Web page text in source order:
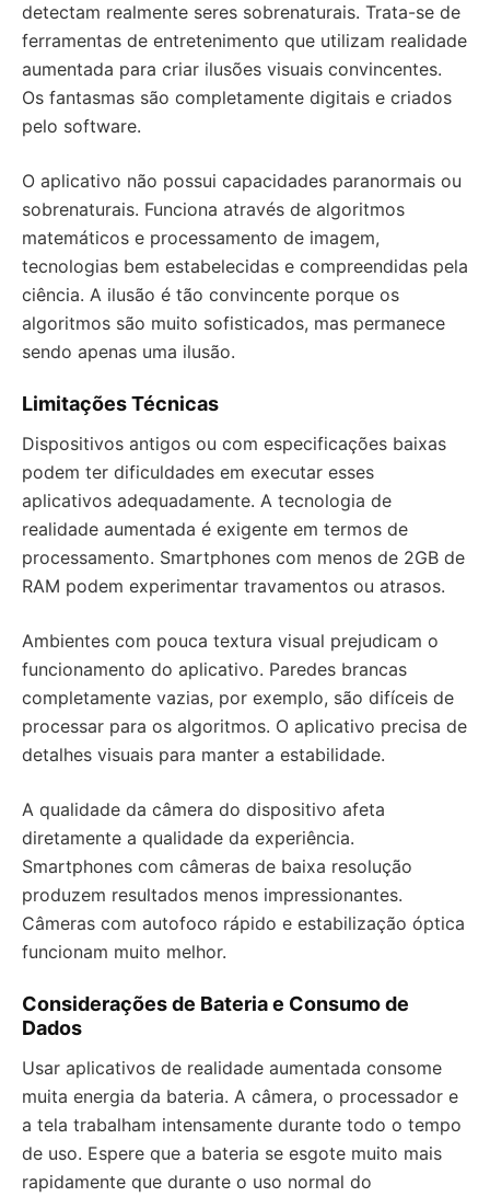
detectam realmente seres sobrenaturais. Trata-se de
ferramentas de entretenimento que utilizam realidade
aumentada para criar ilusões visuais convincentes.
Os fantasmas são completamente digitais e criados
pelo software.
O aplicativo não possui capacidades paranormais ou
sobrenaturais. Funciona através de algoritmos
matemáticos e processamento de imagem,
tecnologias bem estabelecidas e compreendidas pela
ciência. A ilusão é tão convincente porque os
algoritmos são muito sofisticados, mas permanece
sendo apenas uma ilusão.
Limitações Técnicas
Dispositivos antigos ou com especificações baixas
podem ter dificuldades em executar esses
aplicativos adequadamente. A tecnologia de
realidade aumentada é exigente em termos de
processamento. Smartphones com menos de 2GB de
RAM podem experimentar travamentos ou atrasos.
Ambientes com pouca textura visual prejudicam o
funcionamento do aplicativo. Paredes brancas
completamente vazias, por exemplo, são difíceis de
processar para os algoritmos. O aplicativo precisa de
detalhes visuais para manter a estabilidade.
A qualidade da câmera do dispositivo afeta
diretamente a qualidade da experiência.
Smartphones com câmeras de baixa resolução
produzem resultados menos impressionantes.
Câmeras com autofoco rápido e estabilização óptica
funcionam muito melhor.
Considerações de Bateria e Consumo de
Dados
Usar aplicativos de realidade aumentada consome
muita energia da bateria. A câmera, o processador e
a tela trabalham intensamente durante todo o tempo
de uso. Espere que a bateria se esgote muito mais
rapidamente que durante o uso normal do